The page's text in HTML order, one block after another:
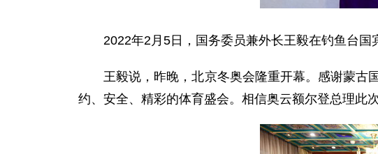
2022年2月5日，国务委员兼外长王毅在钓鱼台国
王毅说，昨晚，北京冬奥会隆重开幕。感谢蒙古
约、安全、精彩的体育盛会。相信奥云额尔登总理此